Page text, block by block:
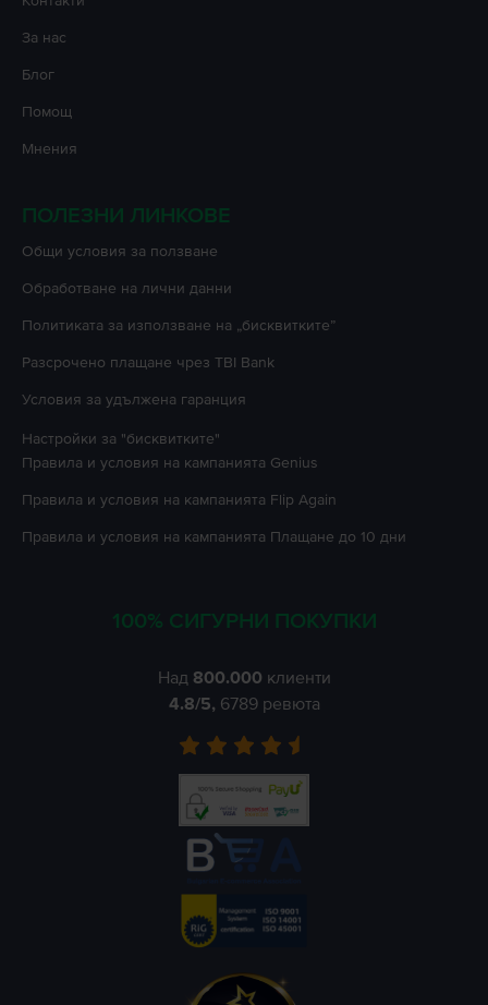
За нас
Блог
Помощ
Мнения
ПОЛЕЗНИ ЛИНКОВЕ
Oбщи условия за ползване
Oбработване на лични данни
Политиката за използване на „бисквитките”
Разсрочено плащане чрез TBI Bank
Условия за удължена гаранция
Настройки за "бисквитките"
Правила и условия на кампанията Genius
Правила и условия на кампанията Flip Again
Правила и условия на кампанията Плащане до 10 дни
100% СИГУРНИ ПОКУПКИ
Над 800.000 клиенти
4.8/5, 6789 ревюта